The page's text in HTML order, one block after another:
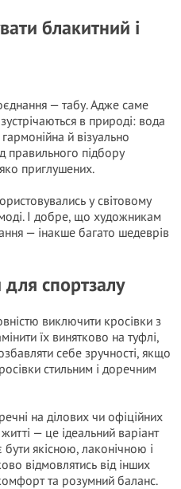
блакитний і
— табу. Адже саме
в природі: вода
й візуально
правильного підбору
приглушених.
у світовому
моді. І добре, що художникам
— інакше багато шедеврів
для спортзалу
виключити кросівки з
їх винятково на туфлі,
себе зручності, якщо
стильним і доречним
на ділових чи офіційних
— це ідеальний варіант
якісною, лаконічною і
відмовлятись від інших
та розумний баланс.